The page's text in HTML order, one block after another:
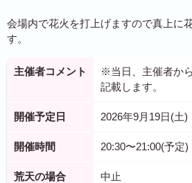
会場内で花火を打上げますので真上に
す。
主催者コメント
※当日、主催者か
記載します。
開催予定日 2026年9月19日(土)
開催時間 20:30〜21:00(予定)
荒天の場合 中止